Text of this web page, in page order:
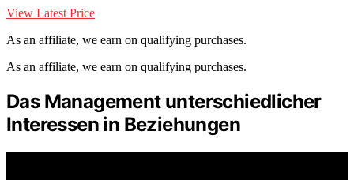
View Latest Price
As an affiliate, we earn on qualifying purchases.
As an affiliate, we earn on qualifying purchases.
Das Management unterschiedlicher
Interessen in Beziehungen